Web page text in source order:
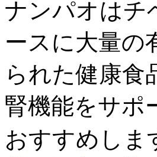
ナンパオはチ
ースに大量の
られた健康食
腎機能をサポ
おすすめし